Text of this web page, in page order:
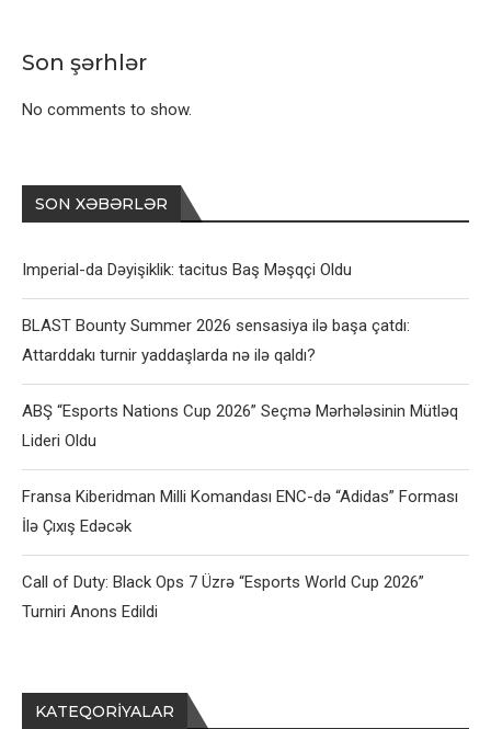
Son şərhlər
No comments to show.
SON XƏBƏRLƏR
Imperial-da Dəyişiklik: tacitus Baş Məşqçi Oldu
BLAST Bounty Summer 2026 sensasiya ilə başa çatdı:
Attarddakı turnir yaddaşlarda nə ilə qaldı?
ABŞ “Esports Nations Cup 2026” Seçmə Mərhələsinin Mütləq
Lideri Oldu
Fransa Kiberidman Milli Komandası ENC-də “Adidas” Forması
İlə Çıxış Edəcək
Call of Duty: Black Ops 7 Üzrə “Esports World Cup 2026”
Turniri Anons Edildi
KATEQORIYALAR